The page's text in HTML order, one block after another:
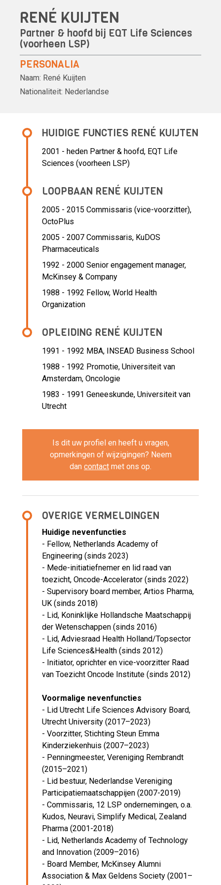
RENÉ KUIJTEN
Partner & hoofd bij EQT Life Sciences
(voorheen LSP)
PERSONALIA
Naam: René Kuijten
Nationaliteit: Nederlandse
HUIDIGE FUNCTIES RENÉ KUIJTEN
2001 - heden Partner & hoofd, EQT Life
Sciences (voorheen LSP)
LOOPBAAN RENÉ KUIJTEN
2005 - 2015 Commissaris (vice-voorzitter),
OctoPlus
2005 - 2007 Commissaris, KuDOS
Pharmaceuticals
1992 - 2000 Senior engagement manager,
McKinsey & Company
1988 - 1992 Fellow, World Health
Organization
OPLEIDING RENÉ KUIJTEN
1991 - 1992 MBA, INSEAD Business School
1988 - 1992 Promotie, Universiteit van
Amsterdam, Oncologie
1983 - 1991 Geneeskunde, Universiteit van
Utrecht
Is dit uw profiel en heeft u vragen,
opmerkingen of wijzigingen? Neem
dan contact met ons op.
OVERIGE VERMELDINGEN
Huidige nevenfuncties
- Fellow, Netherlands Academy of
Engineering (sinds 2023)
- Mede-initiatiefnemer en lid raad van
toezicht, Oncode-Accelerator (sinds 2022)
- Supervisory board member, Artios Pharma,
UK (sinds 2018)
- Lid, Koninklijke Hollandsche Maatschappij
der Wetenschappen (sinds 2016)
- Lid, Adviesraad Health Holland/Topsector
Life Sciences&Health (sinds 2012)
- Initiator, oprichter en vice-voorzitter Raad
van Toezicht Oncode Institute (sinds 2012)
Voormalige nevenfuncties
- Lid Utrecht Life Sciences Advisory Board,
Utrecht University (2017–2023)
- Voorzitter, Stichting Steun Emma
Kinderziekenhuis (2007–2023)
- Penningmeester, Vereniging Rembrandt
(2015–2021)
- Lid bestuur, Nederlandse Vereniging
Participatiemaatschappijen (2007-2019)
- Commissaris, 12 LSP ondernemingen, o.a.
Kudos, Neuravi, Simplify Medical, Zealand
Pharma (2001-2018)
- Lid, Netherlands Academy of Technology
and Innovation (2009–2016)
- Board Member, McKinsey Alumni
Association & Max Geldens Society (2001–